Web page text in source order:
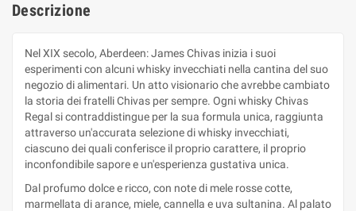
Descrizione
Nel XIX secolo, Aberdeen: James Chivas inizia i suoi
esperimenti con alcuni whisky invecchiati nella cantina del suo
negozio di alimentari. Un atto visionario che avrebbe cambiato
la storia dei fratelli Chivas per sempre. Ogni whisky Chivas
Regal si contraddistingue per la sua formula unica, raggiunta
attraverso un'accurata selezione di whisky invecchiati,
ciascuno dei quali conferisce il proprio carattere, il proprio
inconfondibile sapore e un'esperienza gustativa unica.
Dal profumo dolce e ricco, con note di mele rosse cotte,
marmellata di arance, miele, cannella e uva sultanina. Al palato